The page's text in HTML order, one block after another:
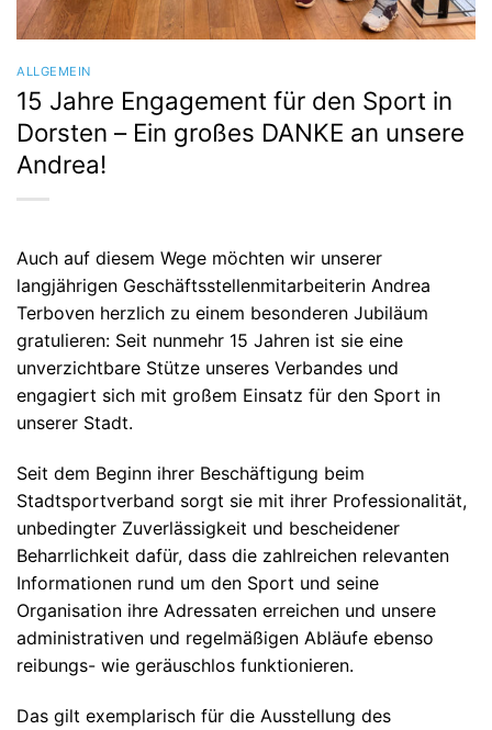
ALLGEMEIN
15 Jahre Engagement für den Sport in
Dorsten – Ein großes DANKE an unsere
Andrea!
Auch auf diesem Wege möchten wir unserer
langjährigen Geschäftsstellenmitarbeiterin Andrea
Terboven herzlich zu einem besonderen Jubiläum
gratulieren: Seit nunmehr 15 Jahren ist sie eine
unverzichtbare Stütze unseres Verbandes und
engagiert sich mit großem Einsatz für den Sport in
unserer Stadt.
Seit dem Beginn ihrer Beschäftigung beim
Stadtsportverband sorgt sie mit ihrer Professionalität,
unbedingter Zuverlässigkeit und bescheidener
Beharrlichkeit dafür, dass die zahlreichen relevanten
Informationen rund um den Sport und seine
Organisation ihre Adressaten erreichen und unsere
administrativen und regelmäßigen Abläufe ebenso
reibungs- wie geräuschlos funktionieren.
Das gilt exemplarisch für die Ausstellung des